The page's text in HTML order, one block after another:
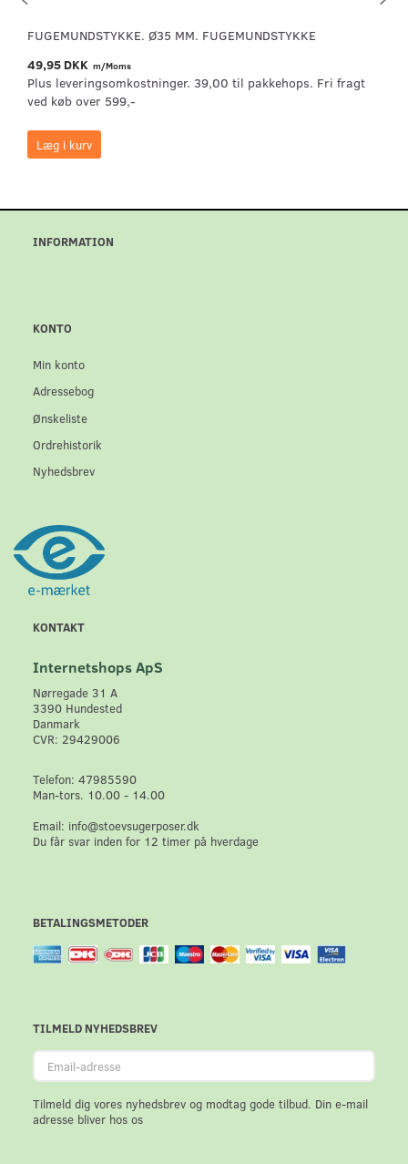
FUGEMUNDSTYKKE. Ø35 MM. FUGEMUNDSTYKKE
49,95 DKK m/Moms
Plus leveringsomkostninger. 39,00 til pakkehops. Fri fragt
ved køb over 599,-
Læg i kurv
INFORMATION
KONTO
Min konto
Adressebog
Ønskeliste
Ordrehistorik
Nyhedsbrev
KONTAKT
Internetshops ApS
Nørregade 31 A
3390 Hundested
Danmark
CVR: 29429006
Telefon: 47985590
Man-tors. 10.00 - 14.00
Email: info@stoevsugerposer.dk
Du får svar inden for 12 timer på hverdage
BETALINGSMETODER
TILMELD NYHEDSBREV
Email-
adresse
Tilmeld dig vores nyhedsbrev og modtag gode tilbud. Din e-mail
adresse bliver hos os